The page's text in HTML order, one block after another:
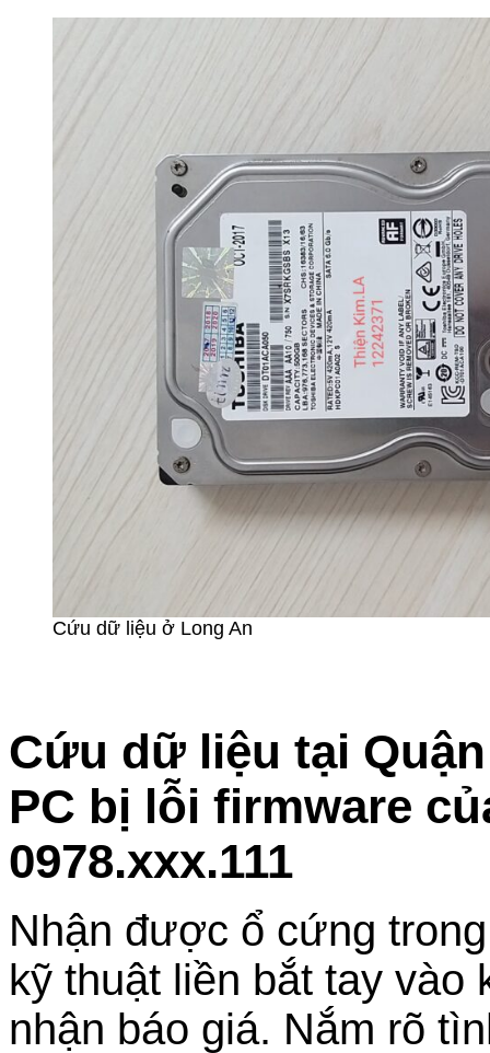
Cứu dữ liệu ở Long An
Cứu dữ liệu tại
PC bị lỗi firmware
0978.xxx.111
Nhận được ổ cứng
kỹ thuật liền bắt tay vào
nhận báo giá. Nắm rõ